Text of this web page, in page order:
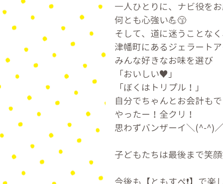
一人ひとりに、ナビ役を
何とも心強い💪😙
そして、道に迷うことな
津幡町にあるジェラート
みんな好きなお味を選び
「おいしい♥️」
「ぼくはトリプル！」
自分でちゃんとお会計も
やったー！全クリ！
思わずバンザーイ＼(^-^)／
子どもたちは最後まで笑